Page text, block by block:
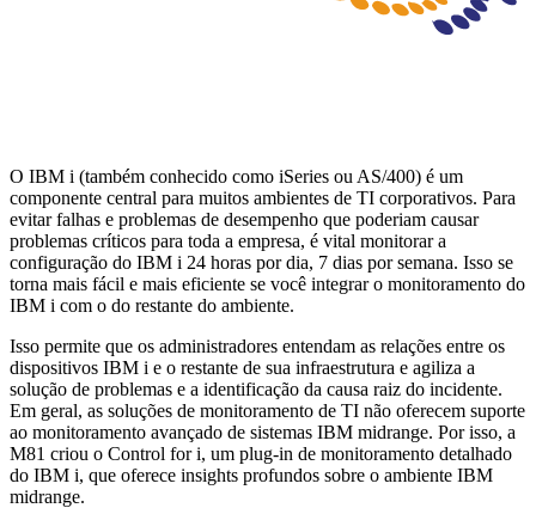
O IBM i (também conhecido como iSeries ou AS/400) é um
componente central para muitos ambientes de TI corporativos. Para
evitar falhas e problemas de desempenho que poderiam causar
problemas críticos para toda a empresa, é vital monitorar a
configuração do IBM i 24 horas por dia, 7 dias por semana. Isso se
torna mais fácil e mais eficiente se você integrar o monitoramento do
IBM i com o do restante do ambiente.
Isso permite que os administradores entendam as relações entre os
dispositivos IBM i e o restante de sua infraestrutura e agiliza a
solução de problemas e a identificação da causa raiz do incidente.
Em geral, as soluções de monitoramento de TI não oferecem suporte
ao monitoramento avançado de sistemas IBM midrange. Por isso, a
M81 criou o Control for i, um plug-in de monitoramento detalhado
do IBM i, que oferece insights profundos sobre o ambiente IBM
midrange.